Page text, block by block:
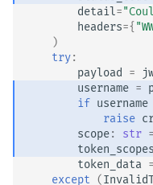
detail=
headers={
)
try:
payload =
username =
if username
raise
scope: str =
token_scopes
token_data =
except (